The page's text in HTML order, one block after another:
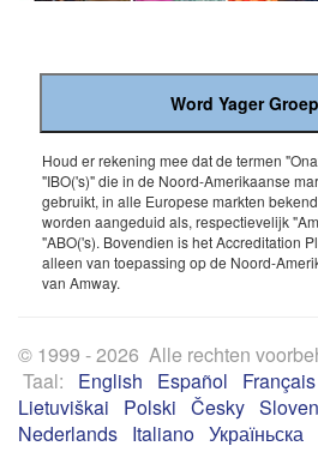
Houd er rekening mee dat de termen
"IBO('s)" die in de Noord-Amerikaanse
gebruikt, in alle Europese markten
worden aangeduid als, respectievelijk
"ABO('s). Bovendien is het Accreditation
alleen van toepassing op de Noord-
van Amway.
© 1999 - 2026 Alle rechten
Taal: English Español Français
Lietuviškai
Polski Česky
Nederlands Italiano Україньска